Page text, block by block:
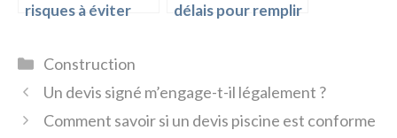
risques à éviter
d’une piscine ?
délais pour remplir
Catégories
Construction
Un devis signé m’engage-t-il légalement ?
Comment savoir si un devis piscine est conforme